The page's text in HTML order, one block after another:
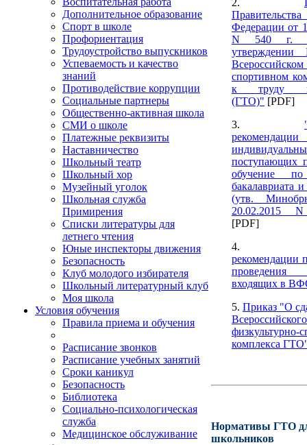
Дополнительное образование
Спорт в школе
Профориентация
Трудоустройство выпускников
Успеваемость и качество
знаний
Противодействие коррупции
Социальные партнеры
Общественно-активная школа
СМИ о школе
Платежные реквизиты
Наставничество
Школьный театр
Школьный хор
Музейный уголок
Школьная служба
Примирения
Списки литературы для
летнего чтения
Юные инспекторы движения
Безопасность
Клуб молодого избирателя
Школьный литературный клуб
Моя школа
Условия обучения
Правила приема и обучения
Расписание звонков
Расписание учебных занятий
Сроки каникул
Безопасность
Библиотека
Социально-психологическая
служба
Медицинское обслуживание
Федерации от
N 540 г.
спортивном
к труду
(ГТО)" [PDF]
3.
поступающих
обучение
бакалавриата
(утв.
20.02.2015
[PDF]
рекомендации
входящих в
5. Приказ "О
Всероссийского
физкультурно-
комплекса
Нормативы ГТО
школьников